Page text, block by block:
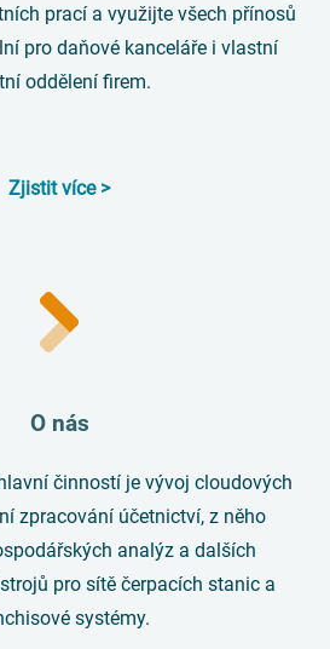
prací a využijte všech přínosů
pro daňové kanceláře i vlastní
oddělení firem.
Zjistit více >
O nás
činností je vývoj cloudových
zpracování účetnictví, z něho
analýz a dalších
pro sítě čerpacích stanic a
systémy.